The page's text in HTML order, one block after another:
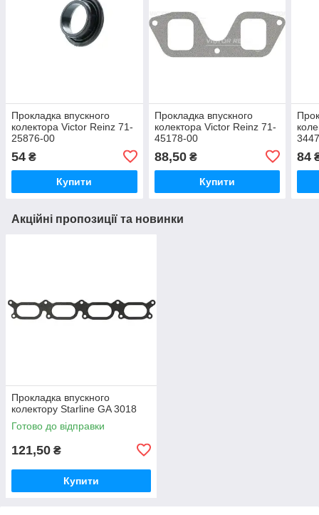
Прокладка впускного
колектора Victor Reinz 71-
25876-00
54 ₴
Купити
Прокладка впускного
колектора Victor Reinz 71-
45178-00
88,50₴
Купити
84
Акційні пропозиції та новинки
Прокладка впускного
колектору Starline GA 3018
Готово до відправки
121,50 ₴
Купити